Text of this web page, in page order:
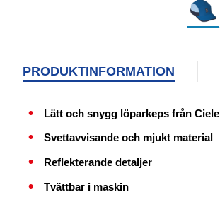
PRODUKTINFORMATION
Lätt och snygg löparkeps från Ciele
Svettavvisande och mjukt material
Reflekterande detaljer
Tvättbar i maskin